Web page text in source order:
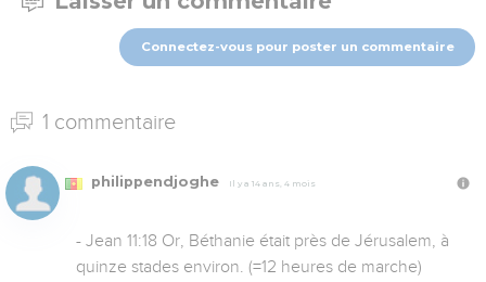
Connectez-vous pour poster un commentaire
1 commentaire
philippendjoghe Il y a 14 ans, 4 mois
- Jean 11:18 Or, Béthanie était près de Jérusalem, à
quinze stades environ. (=12 heures de marche)